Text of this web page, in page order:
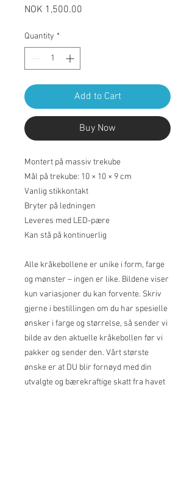
NOK 1,500.00
Quantity *
Add to Cart
Buy Now
Montert på massiv trekube
Mål på trekube: 10 × 10 × 9 cm
Vanlig stikkontakt
Bryter på ledningen
Leveres med LED-pære
Kan stå på kontinuerlig
Alle kråkebollene er unike i form, farge
og mønster – ingen er like. Bildene viser
kun variasjoner du kan forvente. Skriv
gjerne i bestillingen om du har spesielle
ønsker i farge og størrelse, så sender vi
bilde av den aktuelle kråkebollen før vi
pakker og sender den. Vårt største
ønske er at DU blir fornøyd med din
utvalgte og bærekraftige skatt fra havet